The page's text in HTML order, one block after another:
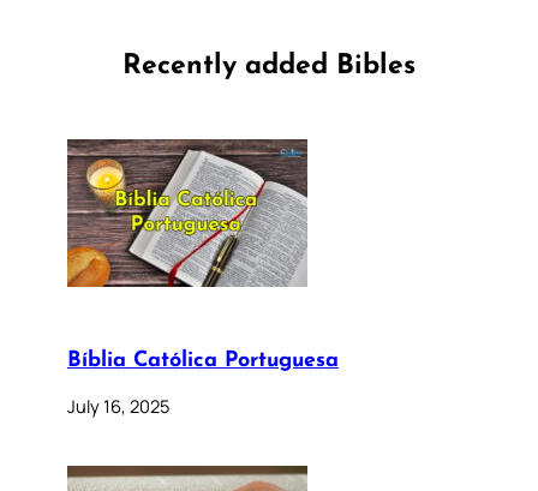
Recently added Bibles
Bíblia Católica Portuguesa
July 16, 2025